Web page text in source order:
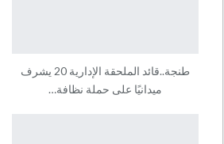
طنجة..قائد الملحقة الإدارية 20 يشرف
ميدانيًا على حملة نظافة…